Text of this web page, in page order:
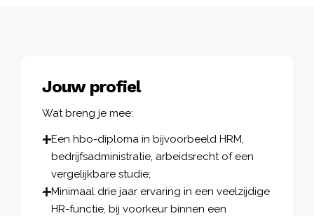
Jouw profiel
Wat breng je mee:
Een hbo-diploma in bijvoorbeeld HRM,
bedrijfsadministratie, arbeidsrecht of een
vergelijkbare studie;
Minimaal drie jaar ervaring in een veelzijdige
HR-functie, bij voorkeur binnen een